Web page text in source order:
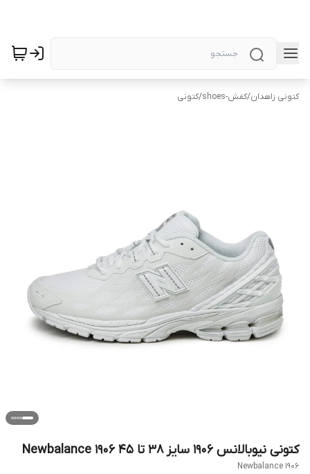
کتونی زاهدان/کفش-shoes /کتونی
کتونی نیوبالانس 1906 سایز ۳۸ تا ۴۵ Newbalance 1906
Newbalance 1906